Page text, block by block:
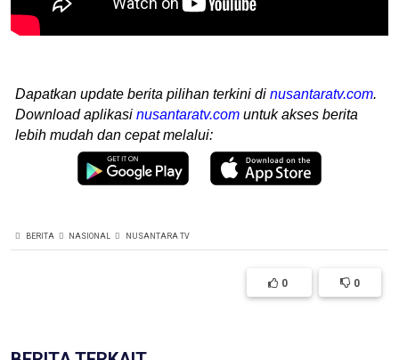
Dapatkan update berita pilihan terkini di nusantaratv.com.
Download aplikasi nusantaratv.com untuk akses berita
lebih mudah dan cepat melalui:
BERITA NASIONAL NUSANTARA TV
0 0